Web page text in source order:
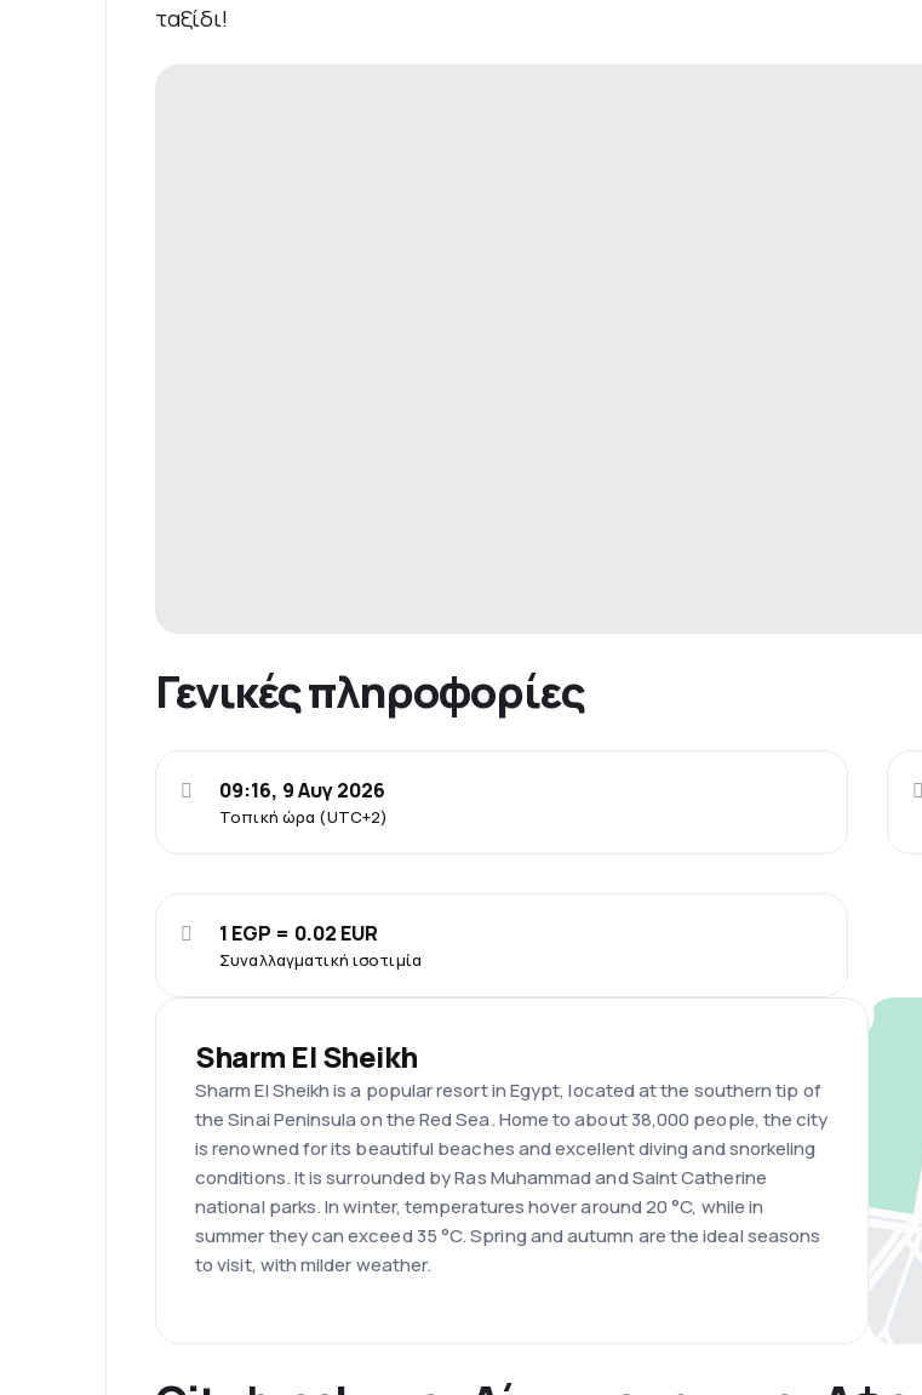
ταξίδι!
Γενικές πληροφορίες
Τοπική ώρα (UTC+2)
09:16, 9 Αυγ 2026
Συναλλαγματική ισοτιμία
1 EGP = 0.02 EUR
Sharm El Sheikh
Sharm El Sheikh is a popular resort in Egypt, located at the southern tip of
the Sinai Peninsula on the Red Sea. Home to about 38,000 people, the city
is renowned for its beautiful beaches and excellent diving and snorkeling
conditions. It is surrounded by Ras Muhammad and Saint Catherine
national parks. In winter, temperatures hover around 20 °C, while in
summer they can exceed 35 °C. Spring and autumn are the ideal seasons
to visit, with milder weather.